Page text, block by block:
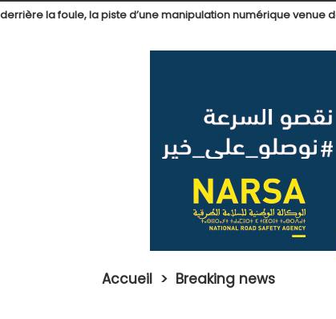
piste d’une manipulation numérique venue de l’étranger ?
Accueil > Breaking news